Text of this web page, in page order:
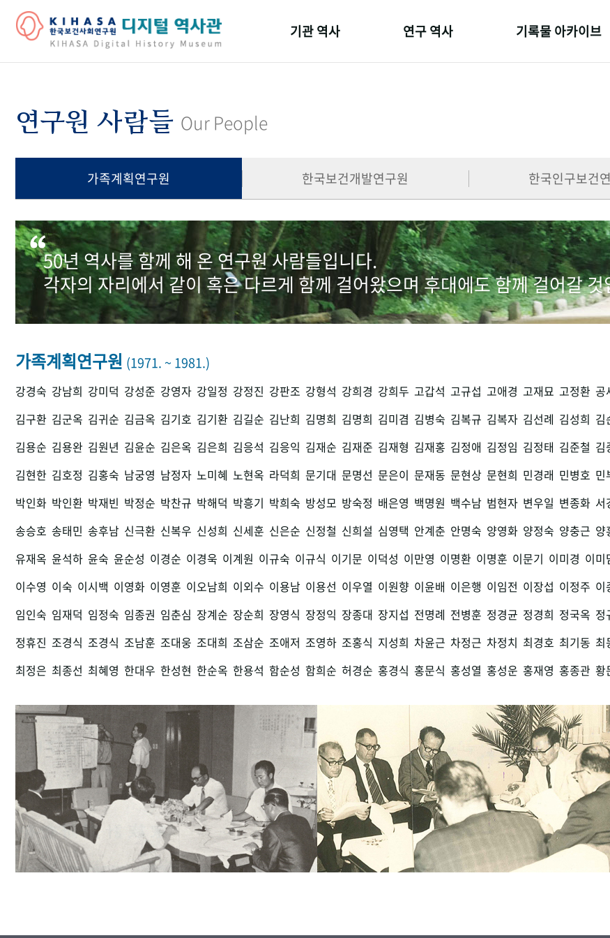
기관 역사 연구 역사 기록물 아카이브
연구원 사람들 Our People
가족계획연구원 한국보건개발연구원 한국인구보건
50년 역사를 함께 해 온 연구원 사람들입니다.
각자의 자리에서 같이 혹은 다르게 함께 걸어왔으며 후대에도 함께 걸어갈
가족계획연구원 (1971. ~ 1981.)
강경숙 강남희 강미덕 강성준 강영자 강일정 강정진 강판조 강형석 강희경 강희두 고갑석 고규섭 고애경 고재묘 고정환 공
김구환 김군옥 김귀순 김금옥 김기호 김기환 김길순 김난희 김명희 김명희 김미겸 김병숙 김복규 김복자 김선례 김성희 김
김용순 김용완 김원년 김윤순 김은옥 김은희 김응석 김응익 김재순 김재준 김재형 김재홍 김정애 김정임 김정태 김준철 김
김현한 김호정 김홍숙 남궁영 남정자 노미혜 노현옥 라덕희 문기대 문명선 문은이 문재동 문현상 문현희 민경래 민병호 민
박인화 박인환 박재빈 박정순 박찬규 박해덕 박흥기 박희숙 방성모 방숙정 배은영 백명원 백수남 범현자 변우일 변종화 서
송승호 송태민 송후남 신극환 신복우 신성희 신세훈 신은순 신정철 신희설 심영택 안계춘 안명숙 양영화 양정숙 양충근 양
유재옥 윤석하 윤숙 윤순성 이경순 이경욱 이계원 이규숙 이규식 이기문 이덕성 이만영 이명환 이명훈 이문기 이미경 이미
이수영 이숙 이시백 이영화 이영훈 이오남희 이외수 이용남 이용선 이우열 이원향 이윤배 이은행 이임전 이장섭 이정주 이
임인숙 임재덕 임정숙 임종권 임춘심 장계순 장순희 장영식 장정익 장종대 장지섭 전명례 전병훈 정경균 정경희 정국옥 정
정휴진 조경식 조경식 조남훈 조대웅 조대희 조삼순 조애저 조영하 조홍식 지성희 차윤근 차정근 차정치 최경호 최기동 최
최정은 최종선 최혜영 한대우 한성현 한순옥 한용석 함순성 함희순 허경순 홍경식 홍문식 홍성열 홍성운 홍재영 홍종관 황